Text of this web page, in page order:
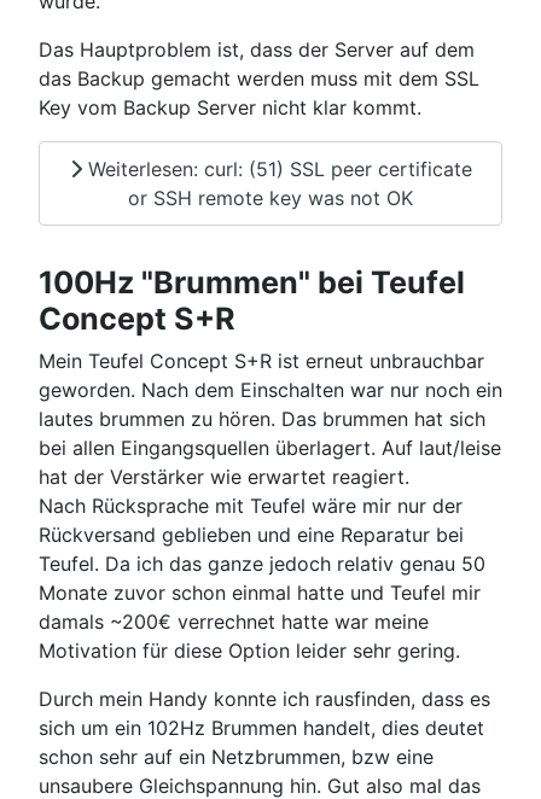
Das Hauptproblem ist, dass der Server auf dem
das Backup gemacht werden muss mit dem SSL
Key vom Backup Server nicht klar kommt.
Weiterlesen: curl: (51) SSL peer certificate
or SSH remote key was not OK
100Hz "Brummen" bei Teufel
Concept S+R
Mein Teufel Concept S+R ist erneut unbrauchbar
geworden. Nach dem Einschalten war nur noch ein
lautes brummen zu hören. Das brummen hat sich
bei allen Eingangsquellen überlagert. Auf laut/leise
hat der Verstärker wie erwartet reagiert.
Nach Rücksprache mit Teufel wäre mir nur der
Rückversand geblieben und eine Reparatur bei
Teufel. Da ich das ganze jedoch relativ genau 50
Monate zuvor schon einmal hatte und Teufel mir
damals ~200€ verrechnet hatte war meine
Motivation für diese Option leider sehr gering.
Durch mein Handy konnte ich rausfinden, dass es
sich um ein 102Hz Brummen handelt, dies deutet
schon sehr auf ein Netzbrummen, bzw eine
unsaubere Gleichspannung hin. Gut also mal das